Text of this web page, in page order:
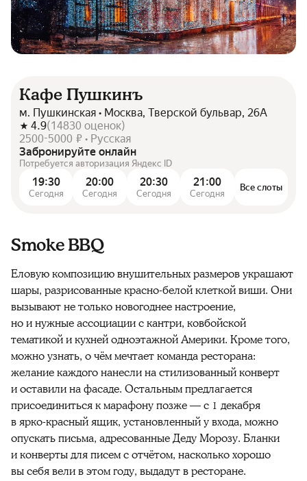
Кафе Пушкинъ
м. Пушкинская • Москва, Тверской бульвар, 26А
4.9(14830 оценок)
2500-5000 ₽ • Русская
Забронируйте онлайн
Потребуется авторизация Яндекс ID
19:30
Сегодня
20:00
Сегодня
20:30
Сегодня
21:00
Сегодня
Все слоты
Smoke BBQ
Еловую композицию внушительных размеров украшают
шары, разрисованные красно-белой клеткой виши. Они
вызывают не только новогоднее настроение,
но и нужные ассоциации с кантри, ковбойской
тематикой и кухней одноэтажной Америки. Кроме того,
можно узнать, о чём мечтает команда ресторана:
желание каждого нанесли на стилизованный конверт
и оставили на фасаде. Остальным предлагается
присоединиться к марафону позже — с 1 декабря
в ярко-красный ящик, установленный у входа, можно
опускать письма, адресованные Деду Морозу. Бланки
и конверты для писем с отчётом, насколько хорошо
вы себя вели в этом году, выдадут в ресторане.